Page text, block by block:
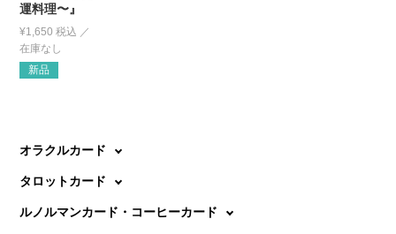
運料理〜』
¥1,650 税込
新品
オラクルカード
タロットカード
ルノルマンカード・コーヒーカード